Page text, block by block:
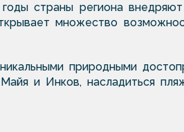
страны региона
множество
природными
и Инков, насладиться